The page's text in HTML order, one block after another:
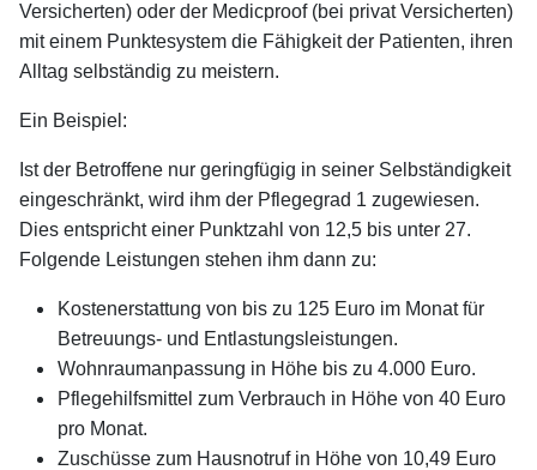
Versicherten) oder der Medicproof (bei privat Versicherten)
mit einem Punktesystem die Fähigkeit der Patienten, ihren
Alltag selbständig zu meistern.
Ein Beispiel:
Ist der Betroffene nur geringfügig in seiner Selbständigkeit
eingeschränkt, wird ihm der Pflegegrad 1 zugewiesen.
Dies entspricht einer Punktzahl von 12,5 bis unter 27.
Folgende Leistungen stehen ihm dann zu:
Kostenerstattung von bis zu 125 Euro im Monat für
Betreuungs- und Entlastungsleistungen.
Wohnraumanpassung in Höhe bis zu 4.000 Euro.
Pflegehilfsmittel zum Verbrauch in Höhe von 40 Euro
pro Monat.
Zuschüsse zum Hausnotruf in Höhe von 10,49 Euro